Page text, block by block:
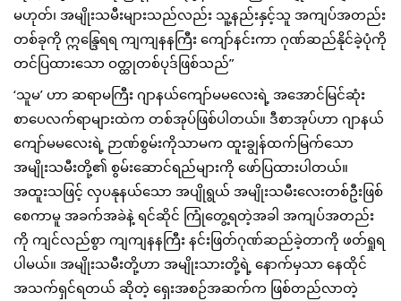
မဟုတ်၊ အမျိုးသမီးများသည်လည်း သူ့နည်းနှင့်သူ အကျပ်အတည်း
တစ်ခုကို ဣန္ဒြေရရ ကျကျနနကြီး ကျော်နင်းကာ ဂုဏ်ဆည်နိုင်ခဲ့ပုံကို
တင်ပြထားသော ဝတ္ထုတစ်ပုဒ်ဖြစ်သည်”
‘သူမ’ ဟာ ဆရာမကြီး ဂျာနယ်ကျော်မမလေးရဲ့ အအောင်မြင်ဆုံး
စာပေလက်ရာများထဲက တစ်အုပ်ဖြစ်ပါတယ်။ ဒီစာအုပ်ဟာ ဂျာနယ်
ကျော်မမလေးရဲ့ ဉာဏ်စွမ်းကိုသာမက ထူးချွန်ထက်မြက်သော
အမျိုးသမီးတို့၏ စွမ်းဆောင်ရည်များကို ဖော်ပြထားပါတယ်။
အထူးသဖြင့် လှပနုနယ်သော အပျိုရွယ် အမျိုးသမီးလေးတစ်ဦးဖြစ်
စေကာမူ အခက်အခဲနဲ့ ရင်ဆိုင် ကြုံတွေ့ရတဲ့အခါ အကျပ်အတည်း
ကို ကျင်လည်စွာ ကျကျနနကြီး နင်းဖြတ်ဂုဏ်ဆည်ခဲ့တာကို ဖတ်ရှုရ
ပါမယ်။ အမျိုးသမီးတို့ဟာ အမျိုးသားတို့ရဲ့ နောက်မှသာ နေထိုင်
အသက်ရှင်ရတယ် ဆိုတဲ့ ရှေးအစဉ်အဆက်က ဖြစ်တည်လာတဲ့